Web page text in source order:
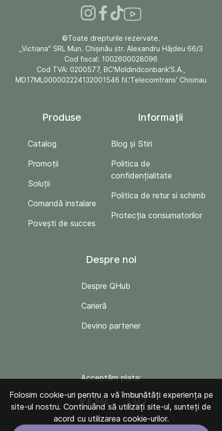
©Toate drepturile rezervate.
„Victiana" SRL Mun. Chişinău str. Alexandru Hâjdeu 66/3
Cod fiscal: 1002600028096
Cod TVA: 0200577, BC'Moldindconbank'S.A.,
MD17ML000002224132001546 fil.'Telecomtrans' Chisinau
Produse
Catalog
Promoții
Soluții
Comandă instalare
Povești de succes
Informații
Blog și Stiri
Politica de
confidențialitate
Politica de retur si schimb
Protecția consumatorilor
Despre noi
Despre QHub
Carieră
Devino partener
Acceptăm plata:
Folosim cookie-uri pentru a vă îmbunătăți experiența pe
site-ul nostru. Continuând să utilizați site-ul, sunteți de
acord cu utilizarea cookie-urilor.